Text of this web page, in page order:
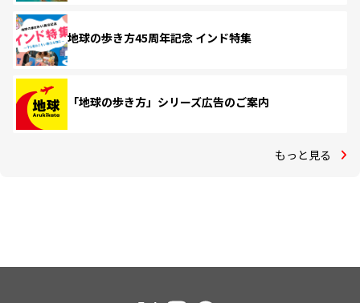
地球の歩き方45周年記念 インド特集
「地球の歩き方」シリーズ広告のご案内
もっと見る